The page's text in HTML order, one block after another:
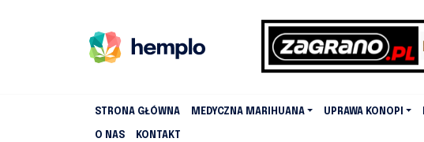
STRONA GŁÓWNA MEDYCZNA MARIHUANA UPRAWA KONOPI
O NAS KONTAKT